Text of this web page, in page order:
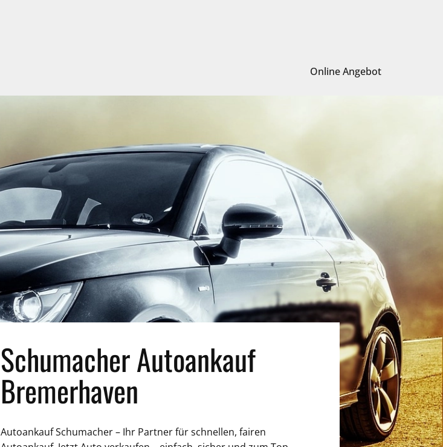
Online Angebot
Schumacher Autoankauf
Bremerhaven
Autoankauf Schumacher – Ihr Partner für schnellen, fairen